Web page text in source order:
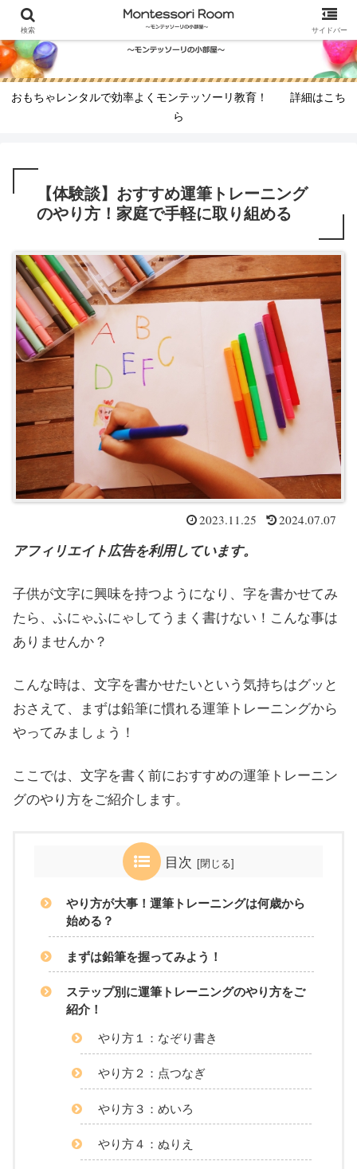
おもちゃレンタルで効率よくモンテッソーリ教育！ 詳細はこち
ら
【体験談】おすすめ運筆トレーニング
のやり方！家庭で手軽に取り組める
2023.11.25 2024.07.07
アフィリエイト広告を利用しています。
子供が文字に興味を持つようになり、字を書かせてみ
たら、ふにゃふにゃしてうまく書けない！こんな事は
ありませんか？
こんな時は、文字を書かせたいという気持ちはグッと
おさえて、まずは鉛筆に慣れる運筆トレーニングから
やってみましょう！
ここでは、文字を書く前におすすめの運筆トレーニン
グのやり方をご紹介します。
目次
やり方が大事！運筆トレーニングは何歳から
始める？
まずは鉛筆を握ってみよう！
ステップ別に運筆トレーニングのやり方をご
紹介！
やり方１：なぞり書き
やり方２：点つなぎ
やり方３：めいろ
やり方４：ぬりえ
検索 サイドバー